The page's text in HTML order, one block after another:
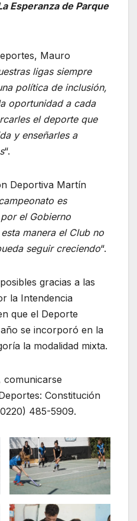
Esperanza de Parque
Mauro
ligas siempre
política de inclusión,
oportunidad a cada
el deporte que
y enseñarles a
“.
Deportiva Martín
es
el Gobierno
manera el Club no
seguir creciendo“.
gracias a las
la Intendencia
que el Deporte
se incorporó en la
la modalidad mixta.
comunicarse
Constitución
485-5909.